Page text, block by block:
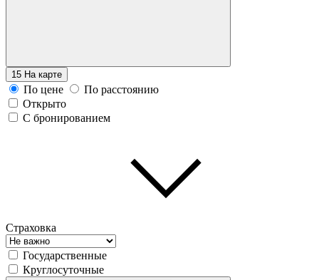
15 На карте
По цене
По расстоянию
Открыто
С бронированием
Страховка
Государственные
Круглосуточные